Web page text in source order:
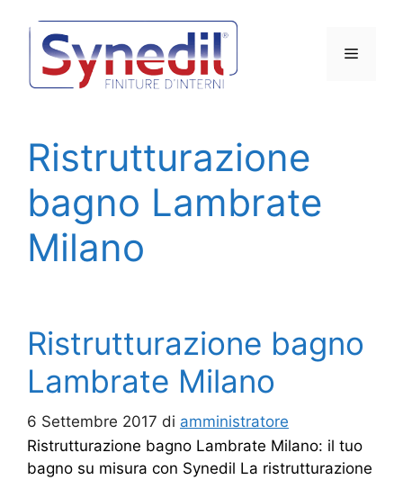
contenuto
Menu
Ristrutturazione
bagno Lambrate
Milano
Ristrutturazione bagno
Lambrate Milano
6 Settembre 2017 di amministratore
Ristrutturazione bagno Lambrate Milano: il tuo
bagno su misura con Synedil La ristrutturazione